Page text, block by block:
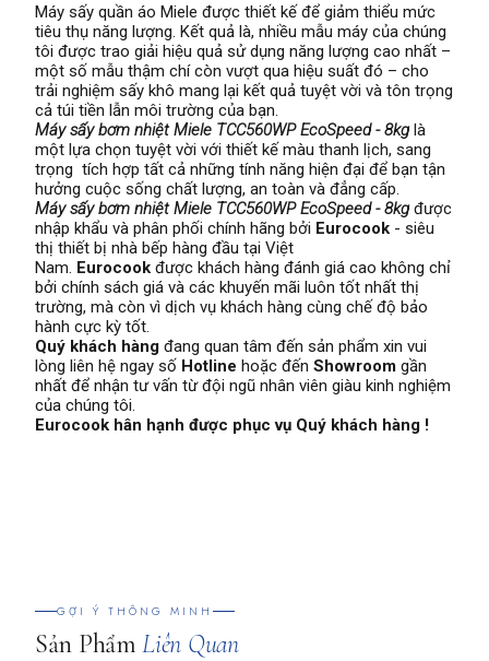
Máy sấy quần áo Miele được thiết kế để giảm thiểu mức
tiêu thụ năng lượng. Kết quả là, nhiều mẫu máy của chúng
tôi được trao giải hiệu quả sử dụng năng lượng cao nhất –
một số mẫu thậm chí còn vượt qua hiệu suất đó – cho
trải nghiệm sấy khô mang lại kết quả tuyệt vời và tôn trọng
cả túi tiền lẫn môi trường của bạn.
Máy sấy bơm nhiệt Miele TCC560WP EcoSpeed - 8kglà
một lựa chọn tuyệt vời với thiết kế màu thanh lịch, sang
trọng tích hợp tất cả những tính năng hiện đại để bạn tận
hưởng cuộc sống chất lượng, an toàn và đẳng cấp.
Máy sấy bơm nhiệt Miele TCC560WP EcoSpeed - 8kgđược
nhập khẩu và phân phối chính hãng bởi Eurocook - siêu
thị thiết bị nhà bếp hàng đầu tại Việt
Nam. Eurocook được khách hàng đánh giá cao không chỉ
bởi chính sách giá và các khuyến mãi luôn tốt nhất thị
trường, mà còn vì dịch vụ khách hàng cùng chế độ bảo
hành cực kỳ tốt.
Quý khách hàng đang quan tâm đến sản phẩm xin vui
lòng liên hệ ngay số Hotline hoặc đến Showroom gần
nhất để nhận tư vấn từ đội ngũ nhân viên giàu kinh nghiệm
của chúng tôi.
Eurocook hân hạnh được phục vụ Quý khách hàng !
GỢI Ý THÔNG MINH
Sản PhẩmLiên Quan